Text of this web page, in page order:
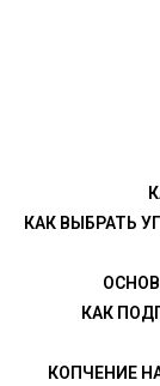
КАК ВЫБРАТЬ
КАК
КОПЧЕНИЕ НА